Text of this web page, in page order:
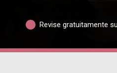
Revise gratuitamente